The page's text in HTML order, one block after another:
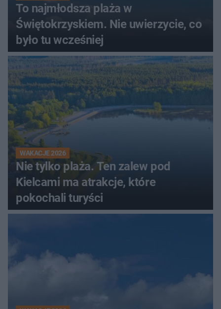
To najmłodsza plaża w
Świętokrzyskiem. Nie uwierzycie, co
było tu wcześniej
WAKACJE 2026
Nie tylko plaża. Ten zalew pod
Kielcami ma atrakcje, które
pokochali turyści